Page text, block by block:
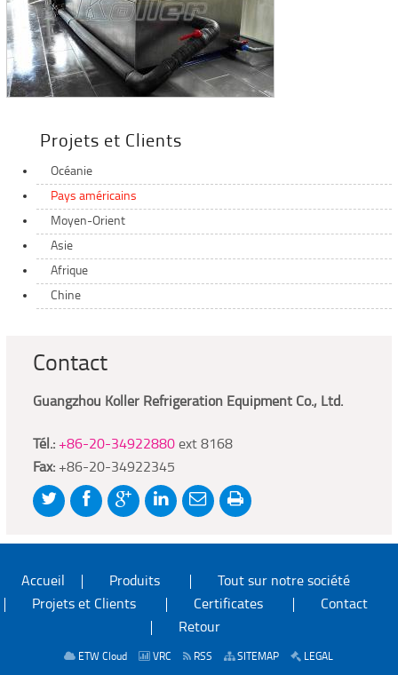
Projets et Clients
Océanie
Pays américains
Moyen-Orient
Asie
Afrique
Chine
Contact
Guangzhou Koller Refrigeration Equipment Co., Ltd.
Tél.: +86-20-34922880ext 8168
Fax: +86-20-34922345
Accueil Produits
Tout sur notre société
Projets et Clients
Certificates
Contact
Retour
ETW Cloud VRC RSS SITEMAP LEGAL